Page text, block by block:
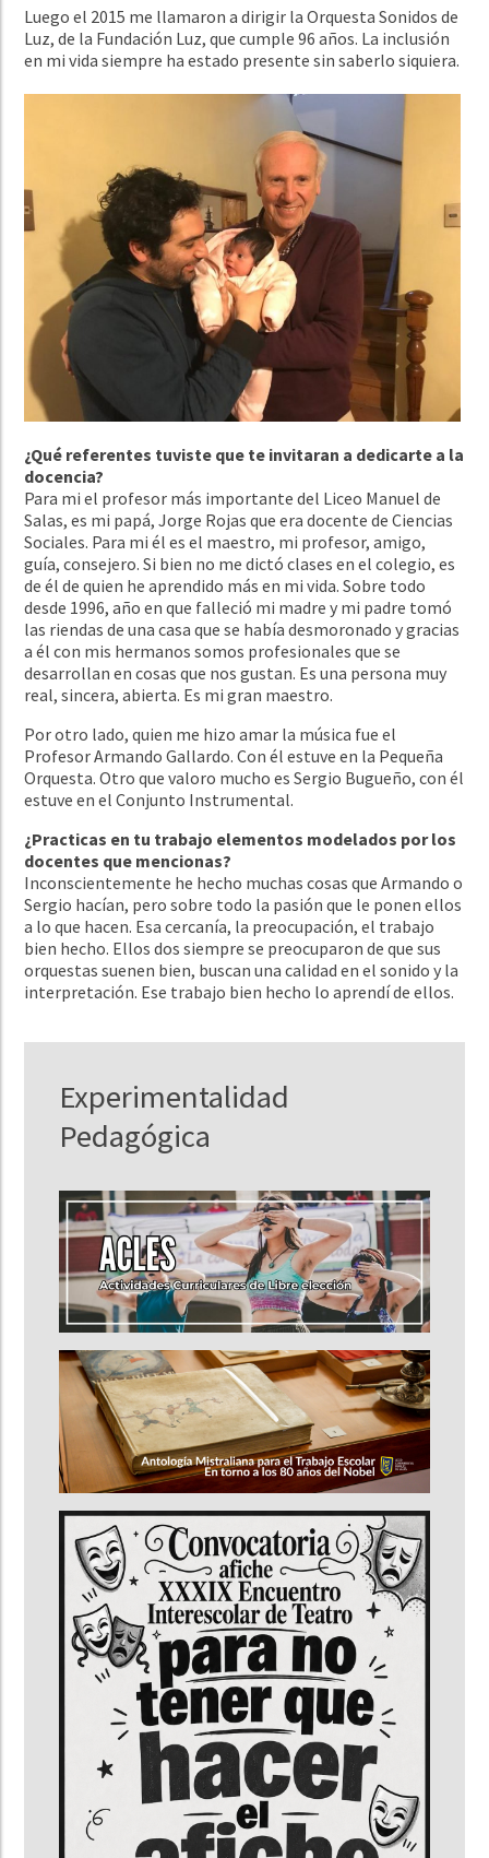
Luego el 2015 me llamaron a dirigir la Orquesta Sonidos de
Luz, de la Fundación Luz, que cumple 96 años. La inclusión
en mi vida siempre ha estado presente sin saberlo siquiera.
¿Qué referentes tuviste que te invitaran a dedicarte a la
docencia?
Para mi el profesor más importante del Liceo Manuel de
Salas, es mi papá, Jorge Rojas que era docente de Ciencias
Sociales. Para mi él es el maestro, mi profesor, amigo,
guía, consejero. Si bien no me dictó clases en el colegio, es
de él de quien he aprendido más en mi vida. Sobre todo
desde 1996, año en que falleció mi madre y mi padre tomó
las riendas de una casa que se había desmoronado y gracias
a él con mis hermanos somos profesionales que se
desarrollan en cosas que nos gustan. Es una persona muy
real, sincera, abierta. Es mi gran maestro.
Por otro lado, quien me hizo amar la música fue el
Profesor Armando Gallardo. Con él estuve en la Pequeña
Orquesta. Otro que valoro mucho es Sergio Bugueño, con él
estuve en el Conjunto Instrumental.
¿Practicas en tu trabajo elementos modelados por los
docentes que mencionas?
Inconscientemente he hecho muchas cosas que Armando o
Sergio hacían, pero sobre todo la pasión que le ponen ellos
a lo que hacen. Esa cercanía, la preocupación, el trabajo
bien hecho. Ellos dos siempre se preocuparon de que sus
orquestas suenen bien, buscan una calidad en el sonido y la
interpretación. Ese trabajo bien hecho lo aprendí de ellos.
Experimentalidad
Pedagógica